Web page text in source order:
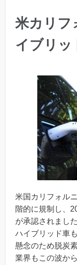
米カリフ
イブリッ
米国カリフォル
階的に規制し、
が承認されまし
ハイブリッド車
懸念のため脱炭
業界もこの波か